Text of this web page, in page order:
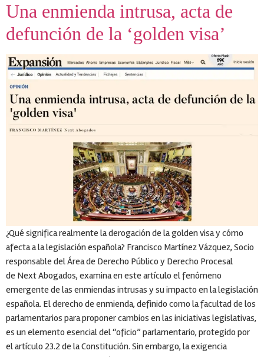
Una enmienda intrusa, acta de
defunción de la ‘golden visa’
¿Qué significa realmente la derogación de la golden visa y cómo
afecta a la legislación española? Francisco Martínez Vázquez, Socio
responsable del Área de Derecho Público y Derecho Procesal
de Next Abogados, examina en este artículo el fenómeno
emergente de las enmiendas intrusas y su impacto en la legislación
española. El derecho de enmienda, definido como la facultad de los
parlamentarios para proponer cambios en las iniciativas legislativas,
es un elemento esencial del “oficio” parlamentario, protegido por
el artículo 23.2 de la Constitución. Sin embargo, la exigencia